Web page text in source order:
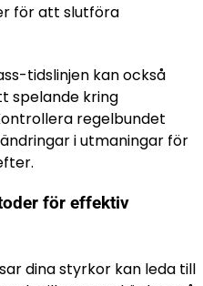
för att slutföra
tidslinjen kan också
spelande kring
regelbundet
i utmaningar för
för effektiv
dina styrkor kan leda till